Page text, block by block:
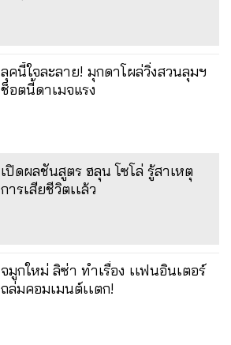
ลุคนี้ใจละลาย! มุกดาโผล่วิ่งสวนลุมฯ
ช็อตนี้ดาเมจแรง
เปิดผลชันสูตร ฮลุน โซโล่ รู้สาเหตุ
การเสียชีวิตเเล้ว
จมูกใหม่ ลิซ่า ทำเรื่อง เเฟนอินเตอร์
ถล่มคอมเมนต์เเตก!